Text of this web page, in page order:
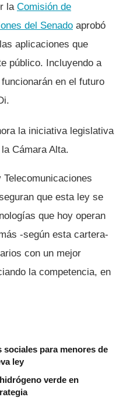
la Comisión de
del Senado aprobó
aplicaciones que
público. Incluyendo a
en el futuro
la iniciativa legislativa
Cámara Alta.
que esta ley se
que hoy operan
-según esta cartera-
con un mejor
la competencia, en
para menores de
ley
verde en